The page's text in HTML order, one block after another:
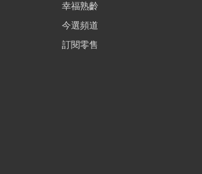
幸福熟齡
今選頻道
訂閱零售